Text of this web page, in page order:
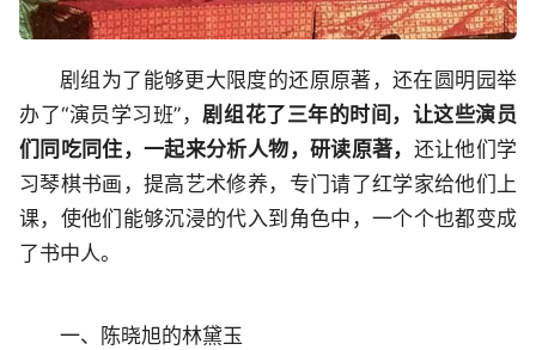
剧组为了能够更大限度的还原原著，还在圆明园举
办了“演员学习班”，剧组花了三年的时间，让这些演员
们同吃同住，一起来分析人物，研读原著， 还让他们学
习琴棋书画，提高艺术修养，专门请了红学家给他们上
课，使他们能够沉浸的代入到角色中，一个个也都变成
了书中人。
一、陈晓旭的林黛玉